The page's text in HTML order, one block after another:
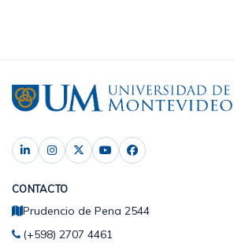
CONTACTO
Prudencio de Pena 2544
(+598) 2707 4461